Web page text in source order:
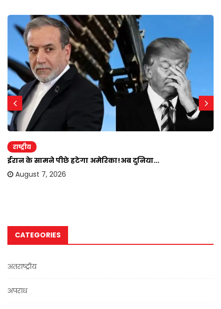
राष्ट्रीय
ईरान के सामने पीछे हटेगा अमेरिका!अब दुनिया...
August 7, 2026
CATEGORIES
अंतराष्ट्रीय
अपराध